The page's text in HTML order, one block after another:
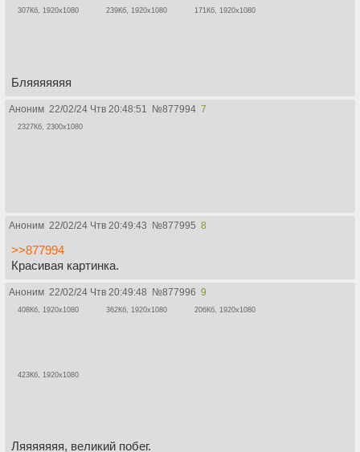
307Кб, 1920x1080 239Кб, 1920x1080 171Кб, 1920x1080
Бляяяяяяя
Аноним 22/02/24 Чтв 20:48:51 №877994 7
2327Кб, 2300x1080
Аноним 22/02/24 Чтв 20:49:43 №877995 8
>>877994
Красивая картинка.
Аноним 22/02/24 Чтв 20:49:48 №877996 9
408Кб, 1920x1080 362Кб, 1920x1080 206Кб, 1920x1080
423Кб, 1920x1080
Ляяяяяяя, великий побег.